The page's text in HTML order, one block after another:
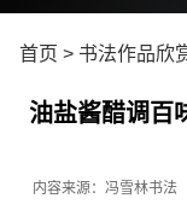
首页 > 书法作品欣
油盐酱醋调百
内容来源：冯雪林书